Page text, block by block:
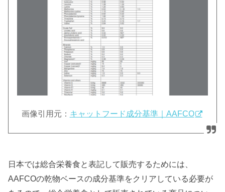
画像引用元： キャットフード成分基準｜AAFCO
日本では総合栄養食と表記して販売するためには、
AAFCOの乾物ベースの成分基準をクリアしている必要が